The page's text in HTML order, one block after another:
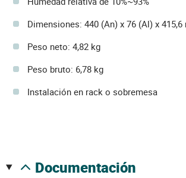
Dimensiones: 440 (An) x 76 (Al) x 415,6
Peso neto: 4,82 kg
Peso bruto: 6,78 kg
Instalación en rack o sobremesa
documentación